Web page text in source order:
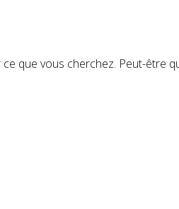
que vous cherchez. Peut-être